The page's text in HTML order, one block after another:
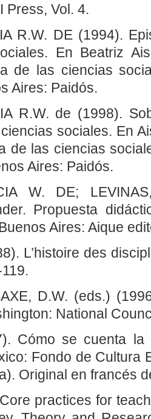
Press, Vol. 4.
R.W. DE (1994).
En Beatriz
de las ciencias
Aires: Paidós.
R.W. de (1998).
sociales. En
de las ciencias
Aires: Paidós.
W. DE;
Propuesta
Aires: Aique
L’histoire des
D.W. (eds.)
National
Cómo se cuenta
Fondo de Cultura
Original en francés
practices for